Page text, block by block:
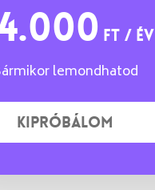
Ft / év
lemondhatod
KIPRÓBÁLOM